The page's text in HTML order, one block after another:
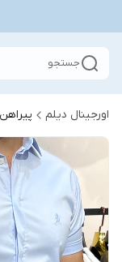
جستجو
اورجینال دیلم